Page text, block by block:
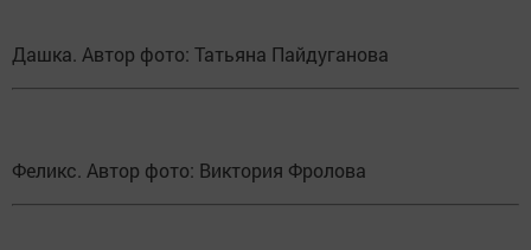
Дашка. Автор фото: Татьяна Пайдуганова
Феликс. Автор фото: Виктория Фролова